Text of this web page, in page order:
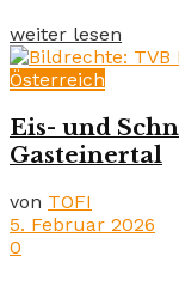
weiter lesen
Österreich
Eis- und
Gasteinertal
von TOFI
5. Februar 2026
0